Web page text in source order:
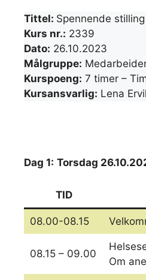
Tittel: Spennende
Kurs nr.: 2339
Dato: 26.10.2023
Målgruppe:
Kurspoeng: 7 timer –
Kursansvarlig: Lena
Dag 1: Torsdag
TID
08.00-08.15
08.15 – 09.00
Om